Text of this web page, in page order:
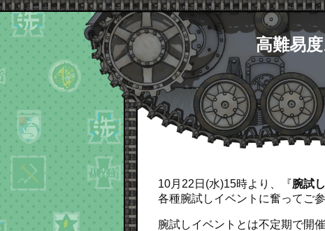
高難易
10月22日(水)15時より、『腕試
各種腕試しイベントに奮ってご
腕試しイベントとは不定期で開